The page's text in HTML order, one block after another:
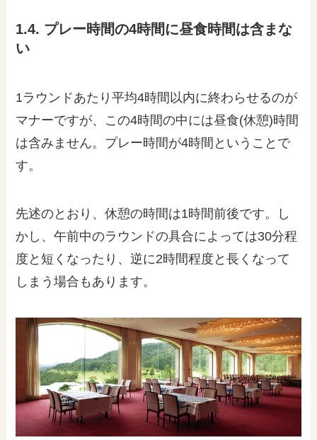
1.4. プレー時間の4時間に昼食時間は含まな
い
1ラウンドあたり平均4時間以内に終わらせるのが
マナーですが、この4時間の中には昼食(休憩)時間
は含みません。プレー時間が4時間ということで
す。
先述のとおり、休憩の時間は1時間前後です。し
かし、午前中のラウンドの具合によっては30分程
度と短くなったり、逆に2時間程度と長くなって
しまう場合もあります。